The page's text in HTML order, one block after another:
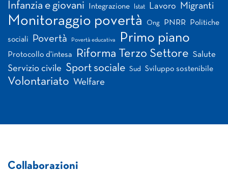
Infanzia e giovani Integrazione Istat Lavoro Migranti
Monitoraggio povertà Ong PNRR Politiche
sociali Povertà Povertà educativa Primo piano
Protocollo d'intesa Riforma Terzo Settore Salute
Servizio civile Sport sociale Sud Sviluppo sostenibile
Volontariato Welfare
Collaborazioni